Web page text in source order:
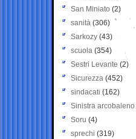
San Miniato (2)
sanità (306)
Sarkozy (43)
scuola (354)
Sestri Levante (2)
Sicurezza (452)
sindacati (162)
Sinistra arcobaleno
Soru (4)
sprechi (319)